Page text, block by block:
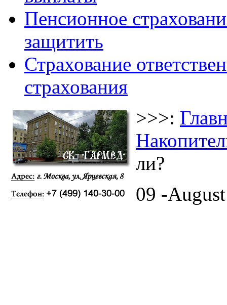
Пенсионное
защитить
Страхование
страхования
>>>:
ли?
09 -